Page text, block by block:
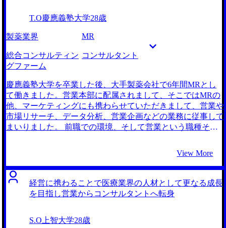
を肌で感じました。このままこの会社にいても、会社自体に
将来性がないばかりか、私自身のキャリアも停滞してしまう
のではないかという危機感を抱き、転職を決意いたしまし
た。 まず大前提として、前職で感じたような閉塞感のある
環境や、意思決定の遅い組織は避けたいという考えがベース
非常に大きなやりがいを感じていたため、いわゆる上流工程
の業務に携わりたいと考えていました。 経営層に近い視座
で戦略を練るプロセスに携わる中で、より本格的に組織の改
革や経営課題の解決に取り組みたいと考えるようになり、自
然とコンサルティングファームへの関心が高まりました。企
一助となるような仕事がしたい。そうした目標を実現するた
めには、事業会社の中に留まるのではなく、外部から変革を
促すコンサルタントの道に進むことが最適解であると考えま
した。 MyVisionさんだけです。 MyVisionさんはコンサルテ
ィングファームへの転職に強みを持っていると聞き及んでお
の予定では、まずは一度話を聞いてみて、その後で他の色々
T.O慶應義塾大学28歳
製薬業界 MR
総合コンサルティン
グファーム
コンサルタント
慶應義塾大学を卒業した後、大手製薬会社で6年間MRとし
て働きました。営業本部に配属されまして、そこではMRの
他、マーケティングにも携わらせていただきまして、営業や
市場リサーチ、データ分析、営業企画などの業務に従事して
まいりました。 前職での環境、そして営業という職種その
不満がありました。 担当エリアでどれだけ苦労して計画を
200%達成しても、給与への反映は微々たるものでした。一
方で、あまり成果を出していない年次が上の社員が、エスカ
レーター式に高い給与をもらっている現実に、「この会社で
いました。 近年はコンプライアンス規制が非常に厳しくな
View More
経営に携わることで医療業界の人材として更なる成長
を目指し営業からコンサルタントへ転身
S.O 上智大学28歳